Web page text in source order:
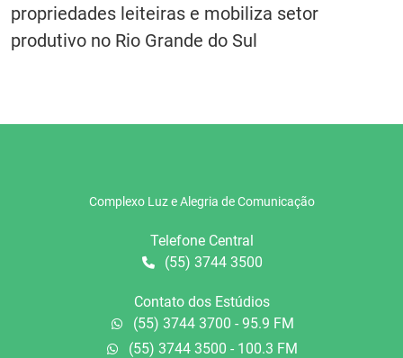
propriedades leiteiras e mobiliza setor
produtivo no Rio Grande do Sul
Complexo Luz e Alegria de Comunicação
Telefone Central
(55) 3744 3500
Contato dos Estúdios
(55) 3744 3700 - 95.9 FM
(55) 3744 3500 - 100.3 FM